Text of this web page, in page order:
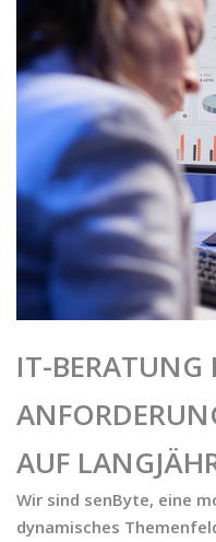
IT-BERATUNG
AUF
Wir sind senByte, eine
dynamisches